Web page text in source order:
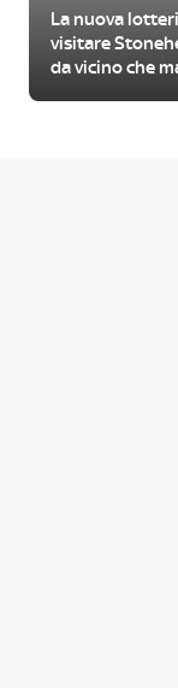
La nuova
visitare
da vicino che